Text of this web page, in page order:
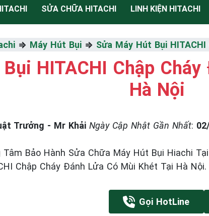
MÁY HÀ NỘI
BẢO HÀNH
Tối Ưu • Chi Phí Tối Thiểu
SỬA CHỮA HITACHI LINH KIỆN HITACHI
⇒ Máy Hút Bụi ⇒ Sửa Máy Hút Bụi
HITACHI Chập
Hà Nội
Trưởng - Mr Khải Ngày Cập Nhật Gần Nhất:
Tâm Bảo Hành Sửa Chữa Máy Hút Bụi Hiachi
Chập Cháy Đánh Lửa Có Mùi Khét Tại Hà Nội.
Gọi HotLine